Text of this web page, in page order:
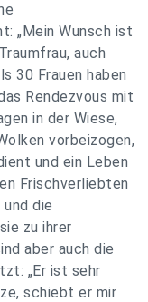
„Mein Wunsch ist
auch
30 Frauen haben
Rendezvous mit
in der Wiese,
vorbeizogen,
und ein Leben
Frischverliebten
die
zu ihrer
aber auch die
„Er ist sehr
schiebt er mir